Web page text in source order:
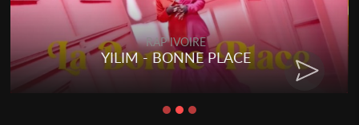
RAP IVOIRE
- BONNE PLACE RENARD